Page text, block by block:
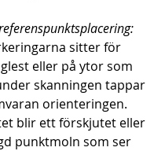
sitter för
eller på ytor som
skanningen tappar
orienteringen.
blir ett förskjutet eller
punktmoln som ser